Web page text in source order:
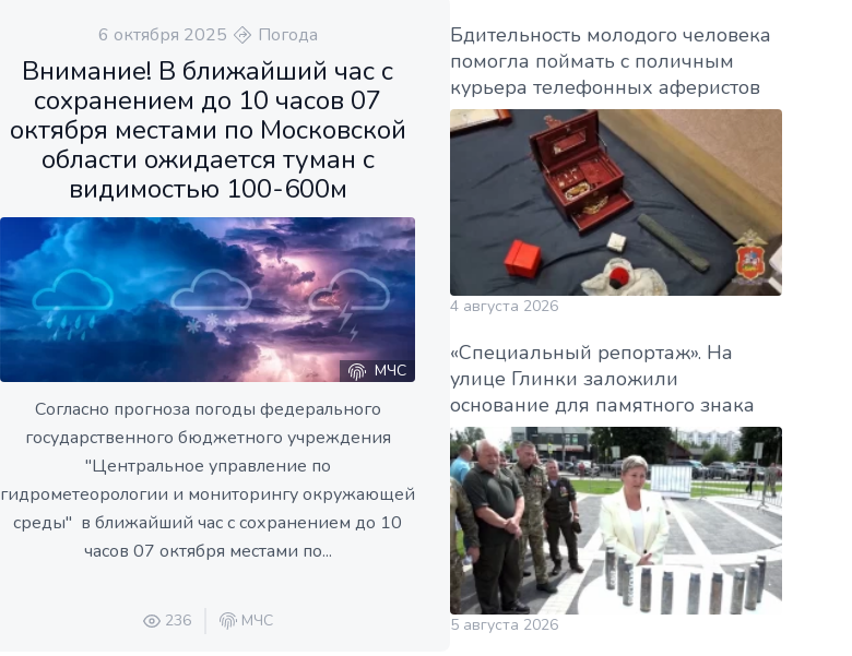
6 октября 2025 Погода
Внимание! В ближайший час с
сохранением до 10 часов 07
октября местами по Московской
области ожидается туман с
видимостью 100-600м
МЧС
Согласно прогноза погоды федерального
государственного бюджетного учреждения
"Центральное управление по
гидрометеорологии и мониторингу окружающей
среды" в ближайший час с сохранением до 10
часов 07 октября местами по...
236 МЧС
Бдительность молодого человека
помогла поймать с поличным
курьера телефонных аферистов
4 августа 2026
«Специальный репортаж». На
улице Глинки заложили
основание для памятного знака
5 августа 2026